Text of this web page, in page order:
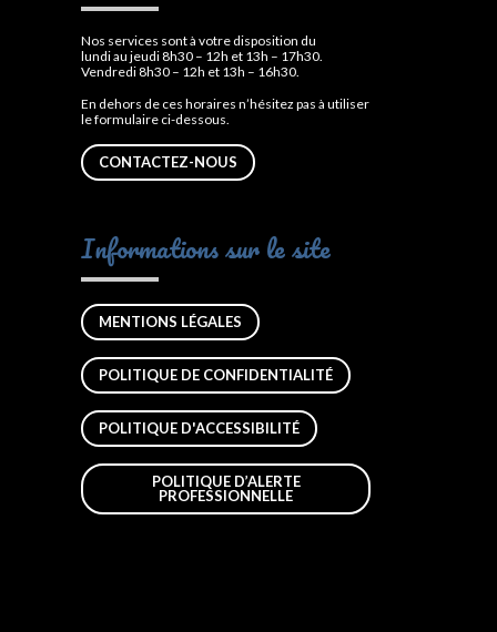
Nos services sont à votre disposition du
lundi au jeudi 8h30 – 12h et 13h – 17h30.
Vendredi 8h30 – 12h et 13h – 16h30.
En dehors de ces horaires n’hésitez pas à utiliser
le formulaire ci-dessous.
CONTACTEZ-NOUS
Informations sur le site
MENTIONS LÉGALES
POLITIQUE DE CONFIDENTIALITÉ
POLITIQUE D'ACCESSIBILITÉ
POLITIQUE D’ALERTE
PROFESSIONNELLE